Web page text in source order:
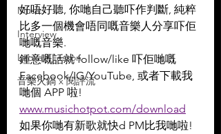
Music
Interview
Leoxavi Lesson
音樂火鍋 x 閱評流
好唔好聽, 你哋自己聽吓作判斷, 純粹
比多一個機會唔同嘅音樂人分享吓佢
哋嘅音樂.
鍾意嘅話就 follow/like 吓佢哋嘅
Facebook/IG/YouTube, 或者下載我
哋個 APP 啦!
www.musichotpot.com/download
如果你哋有新歌就快d PM比我哋啦!